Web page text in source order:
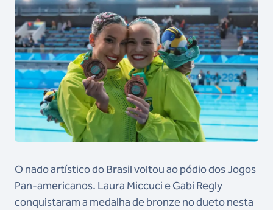
O nado artístico do Brasil voltou ao pódio dos Jogos
Pan-americanos. Laura Miccuci e Gabi Regly
conquistaram a medalha de bronze no dueto nesta